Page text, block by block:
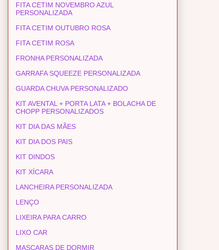
FITA CETIM NOVEMBRO AZUL
PERSONALIZADA
FITA CETIM OUTUBRO ROSA
FITA CETIM ROSA
FRONHA PERSONALIZADA
GARRAFA SQUEEZE PERSONALIZADA
GUARDA CHUVA PERSONALIZADO
KIT AVENTAL + PORTA LATA + BOLACHA DE
CHOPP PERSONALIZADOS
KIT DIA DAS MÃES
KIT DIA DOS PAIS
KIT DINDOS
KIT XÍCARA
LANCHEIRA PERSONALIZADA
LENÇO
LIXEIRA PARA CARRO
LIXO CAR
MASCARAS DE DORMIR